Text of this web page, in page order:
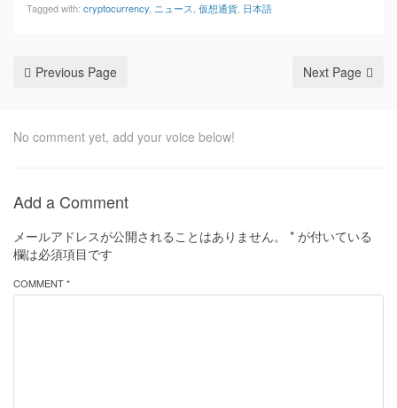
Tagged with: cryptocurrency ニュース 仮想通貨 日本語
Previous Page Next Page
No comment yet, add your voice below!
Add a Comment
メールアドレスが公開されることはありません。 * が付いている
欄は必須項目です
COMMENT *